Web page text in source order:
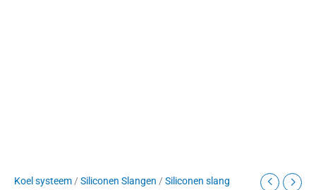
Koel systeem/ Siliconen Slangen / Siliconen slang